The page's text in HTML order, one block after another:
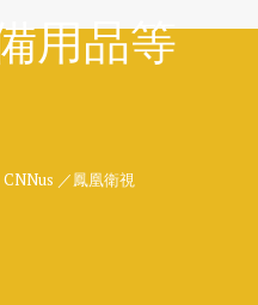
用品等
／鳳凰衛視